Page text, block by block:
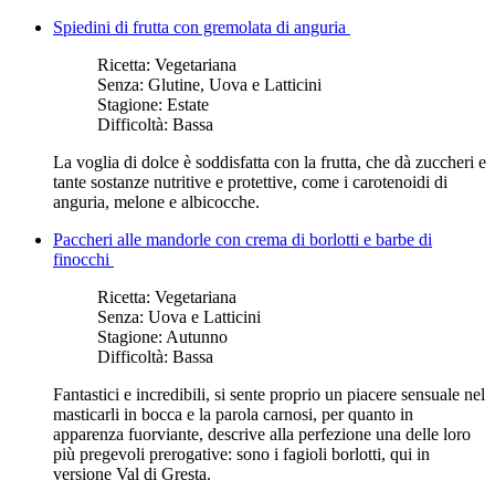
Spiedini di frutta con gremolata di anguria
Ricetta: Vegetariana
Senza: Glutine, Uova e Latticini
Stagione: Estate
Difficoltà: Bassa
La voglia di dolce è soddisfatta con la frutta, che dà zuccheri e
tante sostanze nutritive e protettive, come i carotenoidi di
anguria, melone e albicocche.
Paccheri alle mandorle con crema di borlotti e barbe di
finocchi
Ricetta: Vegetariana
Senza: Uova e Latticini
Stagione: Autunno
Difficoltà: Bassa
Fantastici e incredibili, si sente proprio un piacere sensuale nel
masticarli in bocca e la parola carnosi, per quanto in
apparenza fuorviante, descrive alla perfezione una delle loro
più pregevoli prerogative: sono i fagioli borlotti, qui in
versione Val di Gresta.